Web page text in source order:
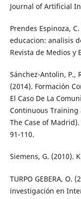
Journal of Artificial
Prendes Espinoza,
educacion: analisis
Revista de Medios y
Sánchez-Antolin, P.,
(2014). Formación
El Caso De La
Continuous Training
The Case of
91-110.
Siemens, G. (2010).
TURPO GEBERA,
investigación en